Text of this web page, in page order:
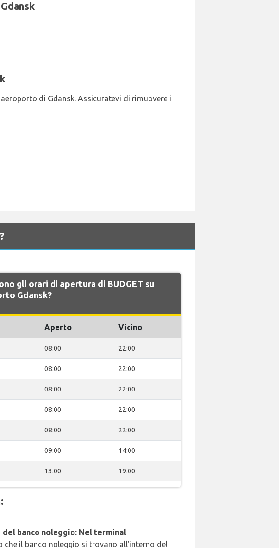
di Gdansk. Assicuratevi di rimuovere i
gli orari di apertura di BUDGET su
Gdansk?
Aperto Vicino
08:00 22:00
08:00 22:00
08:00 22:00
08:00 22:00
08:00 22:00
09:00 14:00
13:00 19:00
del banco noleggio: Nel terminal
che il banco noleggio si trovano all'interno del